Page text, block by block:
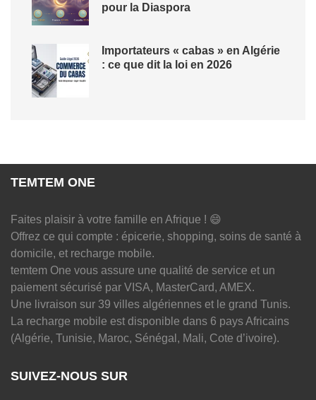
pour la Diaspora
Importateurs « cabas » en Algérie
: ce que dit la loi en 2026
TEMTEM ONE
Faites plaisir à votre famille en Afrique ! 😄
Offrez ce qui compte : épicerie, shopping, soins de santé à
domicile, et recharge mobile.
temtem One vous assure une qualité de service et un
paiement sécurisé par VISA, MasterCard, AMEX.
Une livraison sur 39 villes algériennes et le grand Tunis.
La recharge mobile est disponible dans 6 pays Africains
(Algérie, Tunisie, Maroc, Sénégal, Mali, Cote d’ivoire).
SUIVEZ-NOUS SUR